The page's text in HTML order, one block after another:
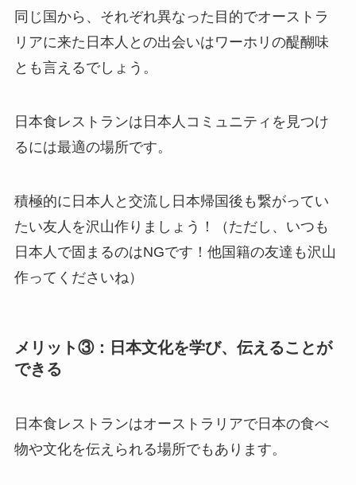
同じ国から、それぞれ異なった目的でオーストラ
リアに来た日本人との出会いはワーホリの醍醐味
とも言えるでしょう。
日本食レストランは日本人コミュニティを見つけ
るには最適の場所です。
積極的に日本人と交流し日本帰国後も繋がってい
たい友人を沢山作りましょう！（ただし、いつも
日本人で固まるのはNGです！他国籍の友達も沢山
作ってくださいね）
メリット③：日本文化を学び、伝えることが
できる
日本食レストランはオーストラリアで日本の食べ
物や文化を伝えられる場所でもあります。